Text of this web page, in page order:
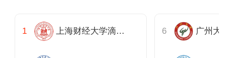
上海财经大学滴水湖高级金融学院 广州大